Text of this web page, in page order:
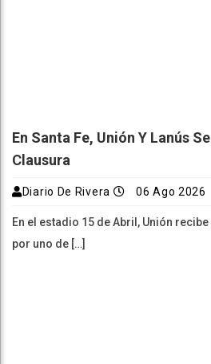
En Santa Fe, Unión Y Lanús
Clausura
Diario De Rivera 06 Ago 2026
En el estadio 15 de Abril, Unión
por uno de […]